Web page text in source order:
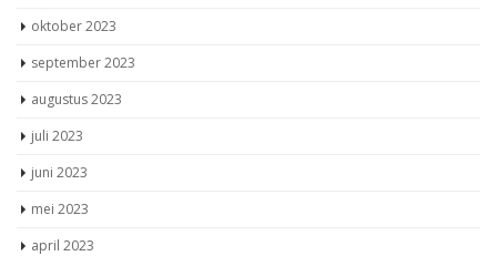
oktober 2023
september 2023
augustus 2023
juli 2023
juni 2023
mei 2023
april 2023